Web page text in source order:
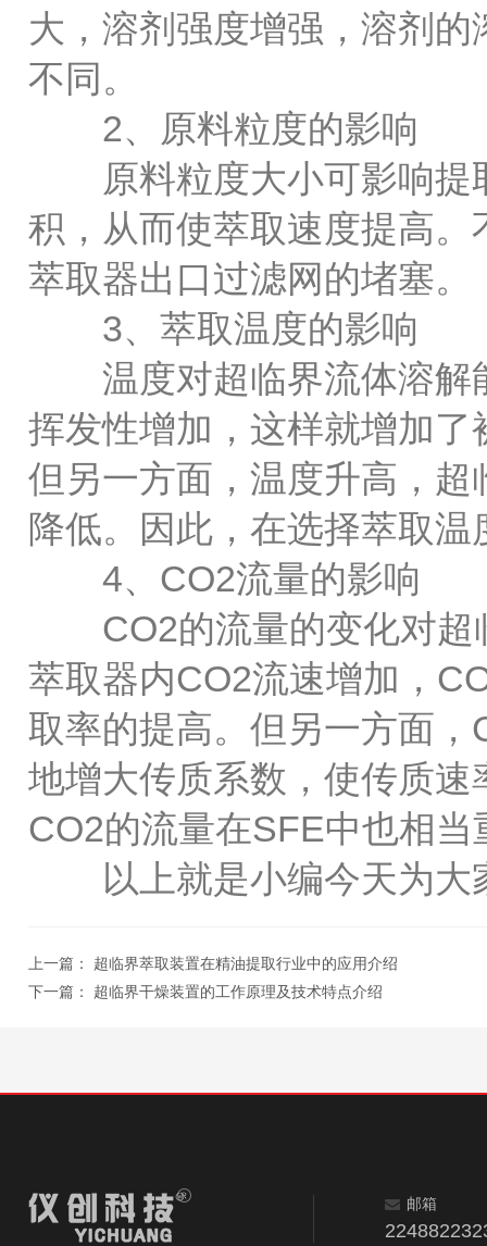
大，溶剂强度增强，溶剂
不同。
2、原料粒度的影响
原料粒度大小可影响提
积，从而使萃取速度提高
萃取器出口过滤网的堵塞。
3、萃取温度的影响
温度对超临界流体溶解
挥发性增加，这样就增加
但另一方面，温度升高，
降低。因此，在选择萃取
4、CO2流量的影响
CO2的流量的变化对超
萃取器内CO2流速增加，
取率的提高。但另一方面
地增大传质系数，使传质
CO2的流量在SFE中也相当
以上就是小编今天为大
上一篇： 超临界萃取装置在精油提取行业中的应用介绍
下一篇： 超临界干燥装置的工作原理及技术特点介绍
邮箱